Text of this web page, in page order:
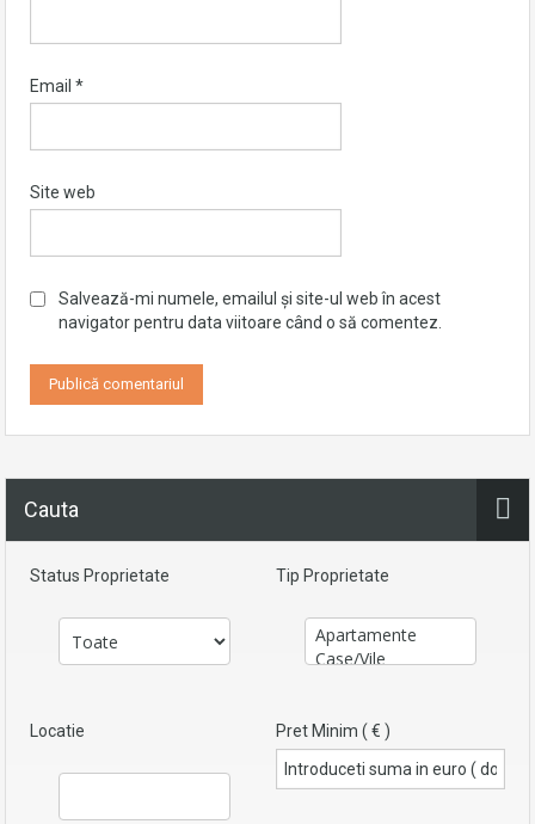
Email *
Site web
Salvează-mi numele, emailul și site-ul web în acest
navigator pentru data viitoare când o să comentez.
Cauta
Status Proprietate Tip Proprietate
Locatie Pret Minim ( € )